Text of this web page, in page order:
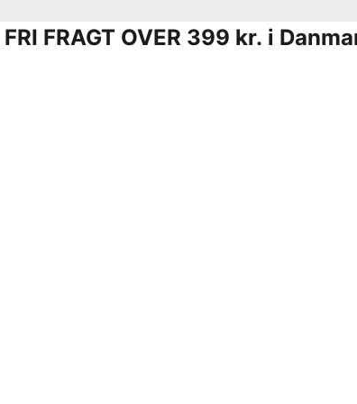
FRI FRAGT OVER 399 kr. i